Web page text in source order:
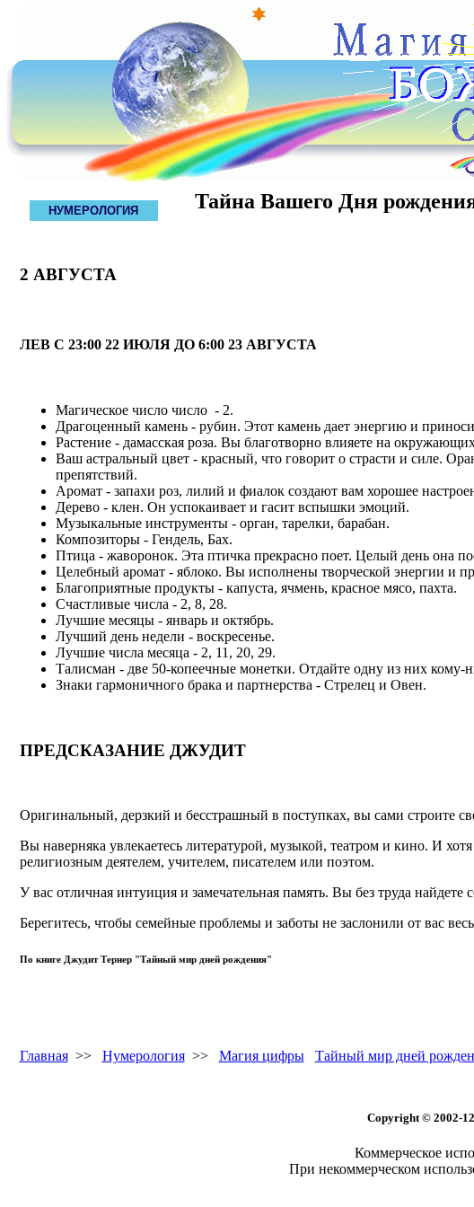
НУМЕРОЛОГИЯ Тайна Вашего Дня
2 АВГУСТА
ЛЕВ С 23:00 22 ИЮЛЯ ДО 6:00 23 АВГУСТА
Магическое число число - 2.
Драгоценный камень - рубин. Этот камень дает энергию и
Растение - дамасская роза. Вы благотворно влияете на
Ваш астральный цвет - красный, что говорит о страсти и силе.
препятствий.
Аромат - запахи роз, лилий и фиалок создают вам хорошее
Дерево - клен. Он успокаивает и гасит вспышки эмоций.
Музыкальные инструменты - орган, тарелки, барабан.
Композиторы - Гендель, Бах.
Птица - жаворонок. Эта птичка прекрасно поет. Целый день она
Целебный аромат - яблоко. Вы исполнены творческой энергии и
Благоприятные продукты - капуста, ячмень, красное мясо, пахта.
Счастливые числа - 2, 8, 28.
Лучшие месяцы - январь и октябрь.
Лучший день недели - воскресенье.
Лучшие числа месяца - 2, 11, 20, 29.
Талисман - две 50-копеечные монетки. Отдайте одну из них кому-
Знаки гармоничного брака и партнерства - Стрелец и Овен.
ПРЕДСКАЗАНИЕ ДЖУДИТ
Оригинальный, дерзкий и бесстрашный в поступках, вы сами строите
Вы наверняка увлекаетесь литературой, музыкой, театром и кино. И
религиозным деятелем, учителем, писателем или поэтом.
У вас отличная интуиция и замечательная память. Вы без труда
Берегитесь, чтобы семейные проблемы и заботы не заслонили от вас
По книге Джудит Тернер "Тайный мир дней рождения"
Главная>> Нумерология>> Магия цифры Тайный мир дней
Copyright © 2002-
Коммерческое
При некоммерческом